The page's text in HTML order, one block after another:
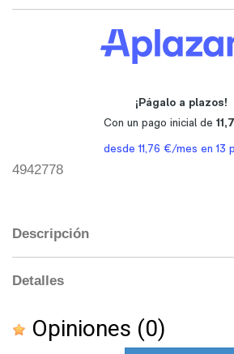
4942778
Descripción
Detalles
Opiniones (0)